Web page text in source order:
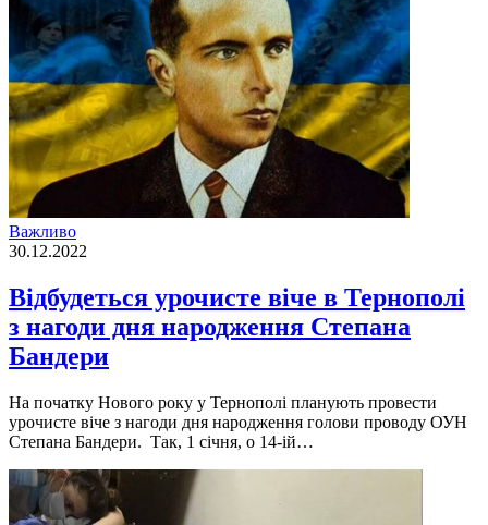
Важливо
30.12.2022
Відбудеться урочисте віче в Тернополі
з нагоди дня народження Степана
Бандери
На початку Нового року у Тернополi планують провести
урочисте вiче з нагоди дня народження голови проводу ОУН
Степана Бандери. Так, 1 сiчня, о 14-iй…